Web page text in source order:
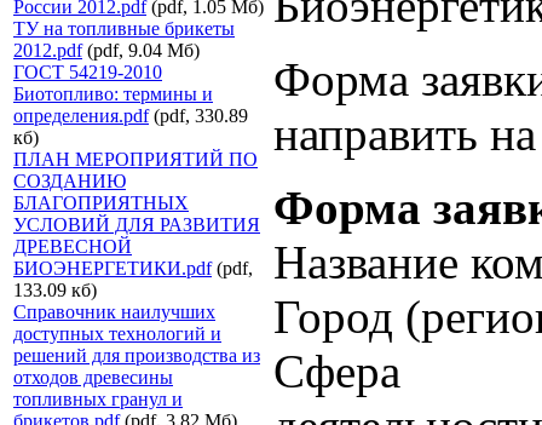
России 2012.pdf(pdf, 1.05 Мб)
ТУ на топливные брикеты
2012.pdf(pdf, 9.04 Мб)
ГОСТ 54219-2010
Биотопливо: термины и
определения.pdf(pdf, 330.89
кб)
ПЛАН МЕРОПРИЯТИЙ ПО
СОЗДАНИЮ
БЛАГОПРИЯТНЫХ
УСЛОВИЙ ДЛЯ РАЗВИТИЯ
ДРЕВЕСНОЙ
БИОЭНЕРГЕТИКИ.pdf(pdf,
133.09 кб)
Справочник наилучших
доступных технологий и
решений для производства из
отходов древесины
топливных гранул и
брикетов.pdf(pdf, 3.82 Мб)
Форма
направить
Форма
Название
Город
Сфера